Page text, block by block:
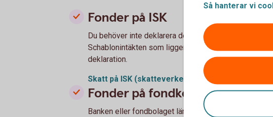
Fonder på ISK
Du behöver inte deklarera de vinster eller förluster
Schablonintäkten som ligger till grund för hur mycket
deklaration.
Skatt på ISK (skatteverket.se)
Fonder på fondkonto
Banken eller fondbolaget lämnar kontrolluppgifter om
Så hanterar vi